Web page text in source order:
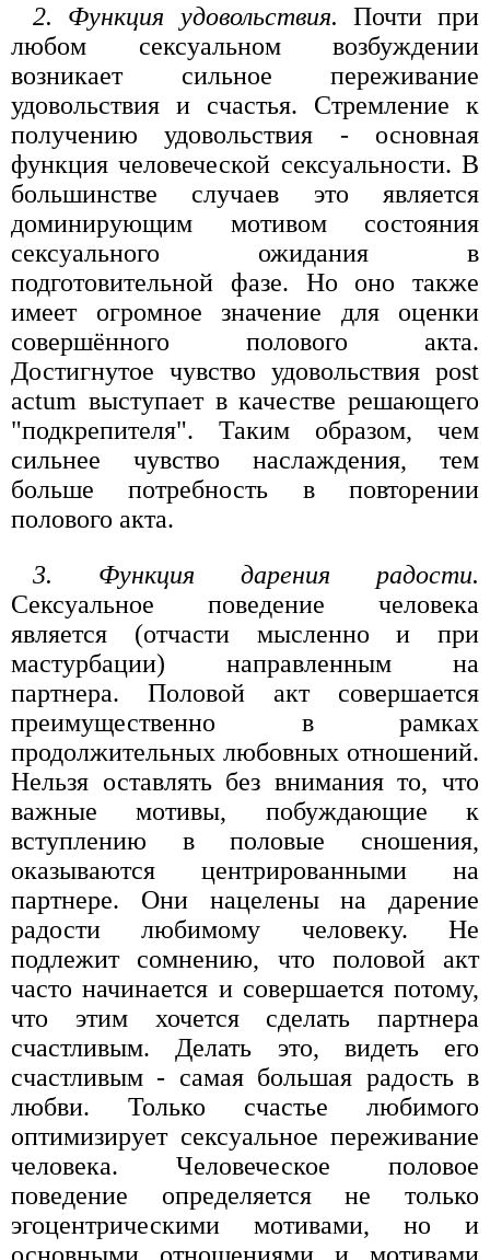
2. Функция удовольствия. Почти при
любом сексуальном возбуждении
возникает сильное переживание
удовольствия и счастья. Стремление к
получению удовольствия - основная
функция человеческой сексуальности. В
большинстве случаев это является
доминирующим мотивом состояния
сексуального ожидания в
подготовительной фазе. Но оно также
имеет огромное значение для оценки
совершённого полового акта.
Достигнутое чувство удовольствия post
actum выступает в качестве решающего
"подкрепителя". Таким образом, чем
сильнее чувство наслаждения, тем
больше потребность в повторении
полового акта.
3. Функция дарения радости.
Сексуальное поведение человека
является (отчасти мысленно и при
мастурбации) направленным на
партнера. Половой акт совершается
преимущественно в рамках
продолжительных любовных отношений.
Нельзя оставлять без внимания то, что
важные мотивы, побуждающие к
вступлению в половые сношения,
оказываются центрированными на
партнере. Они нацелены на дарение
радости любимому человеку. Не
подлежит сомнению, что половой акт
часто начинается и совершается потому,
что этим хочется сделать партнера
счастливым. Делать это, видеть его
счастливым - самая большая радость в
любви. Только счастье любимого
оптимизирует сексуальное переживание
человека. Человеческое половое
поведение определяется не только
эгоцентрическими мотивами, но и